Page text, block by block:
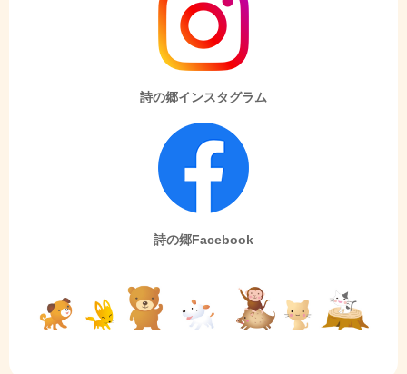
詩の郷インスタグラム
詩の郷Facebook